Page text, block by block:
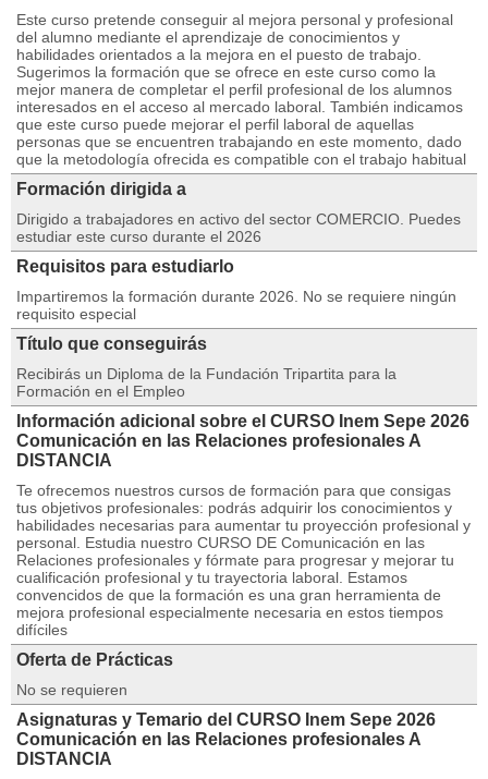
Este curso pretende conseguir al mejora personal y profesional
del alumno mediante el aprendizaje de conocimientos y
habilidades orientados a la mejora en el puesto de trabajo.
Sugerimos la formación que se ofrece en este curso como la
mejor manera de completar el perfil profesional de los alumnos
interesados en el acceso al mercado laboral. También indicamos
que este curso puede mejorar el perfil laboral de aquellas
personas que se encuentren trabajando en este momento, dado
que la metodología ofrecida es compatible con el trabajo habitual
Formación dirigida a
Dirigido a trabajadores en activo del sector COMERCIO. Puedes
estudiar este curso durante el 2026
Requisitos para estudiarlo
Impartiremos la formación durante 2026. No se requiere ningún
requisito especial
Título que conseguirás
Recibirás un Diploma de la Fundación Tripartita para la
Formación en el Empleo
Información adicional sobre el CURSO Inem Sepe 2026
Comunicación en las Relaciones profesionales A
DISTANCIA
Te ofrecemos nuestros cursos de formación para que consigas
tus objetivos profesionales: podrás adquirir los conocimientos y
habilidades necesarias para aumentar tu proyección profesional y
personal. Estudia nuestro CURSO DE Comunicación en las
Relaciones profesionales y fórmate para progresar y mejorar tu
cualificación profesional y tu trayectoria laboral. Estamos
convencidos de que la formación es una gran herramienta de
mejora profesional especialmente necesaria en estos tiempos
difíciles
Oferta de Prácticas
No se requieren
Asignaturas y Temario del CURSO Inem Sepe 2026
Comunicación en las Relaciones profesionales A
DISTANCIA